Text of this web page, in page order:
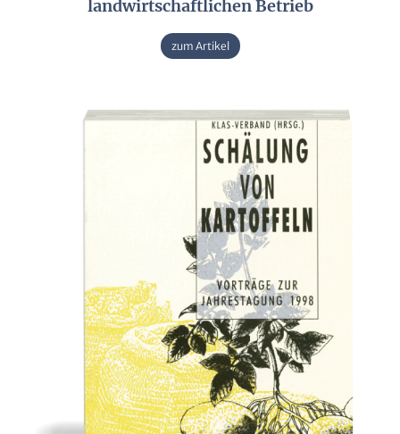
landwirtschaftlichen Betrieb
zum Artikel